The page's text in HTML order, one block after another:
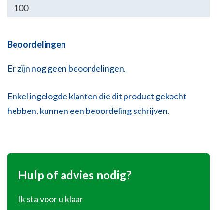
100
Beoordelingen
Er zijn nog geen beoordelingen.
Enkel ingelogde klanten die dit product gekocht
hebben, kunnen een beoordeling schrijven.
Hulp of advies nodig?
Ik sta voor u klaar